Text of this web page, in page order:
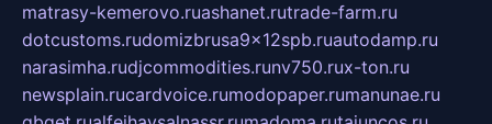
matrasy-kemerovo.ruashanet.rutrade-farm.ru
dotcustoms.rudomizbrusa9x12spb.ruautodamp.ru
narasimha.rudjcommodities.runv750.rux-ton.ru
newsplain.rucardvoice.rumodopaper.rumanunae.ru